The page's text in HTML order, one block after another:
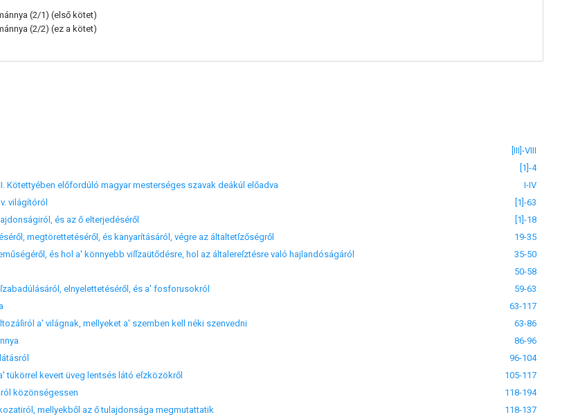
(2/1) (első kötet)
(2/2) (ez a kötet)
[III]-VIII
[1]-4
Kötettyében előfordúló magyar mesterséges szavak deákúl előadva
I-IV
világítóról
[1]-63
és az ő elterjedéséről
[1]-18
megtörettetéséről, és kanyarításáról, végre az általtetſzőségről
19-35
és hol a' könnyebb viſſzaütődésre, hol az általereſztésre való hajlandóságáról
35-50
50-58
elnyelettetéséről, és a' fosforusokról
59-63
63-117
a' világnak, mellyeket a' szemben kell néki szenvedni
63-86
86-96
96-104
tükörrel kevert üveg lentsés látó eſzközökről
105-117
közönségessen
118-194
mellyekből az ő tulajdonsága megmutattatik
118-137